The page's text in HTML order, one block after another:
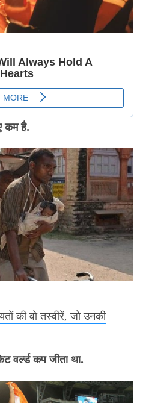
कम है.
की वो तस्वीरें, जो उनकी
वर्ल्ड कप जीता था.